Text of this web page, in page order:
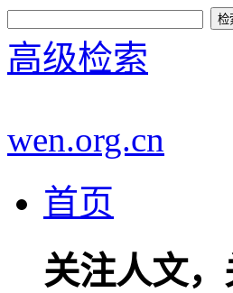
高级检索
wen.org.cn
首页
关注人文